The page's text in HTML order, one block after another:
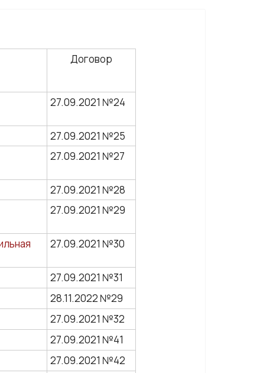
Договор
27.09.2021 №24
27.09.2021 №25
27.09.2021 №27
27.09.2021 №28
27.09.2021 №29
27.09.2021 №30
27.09.2021 №31
28.11.2022 №29
27.09.2021 №32
27.09.2021 №41
27.09.2021 №42